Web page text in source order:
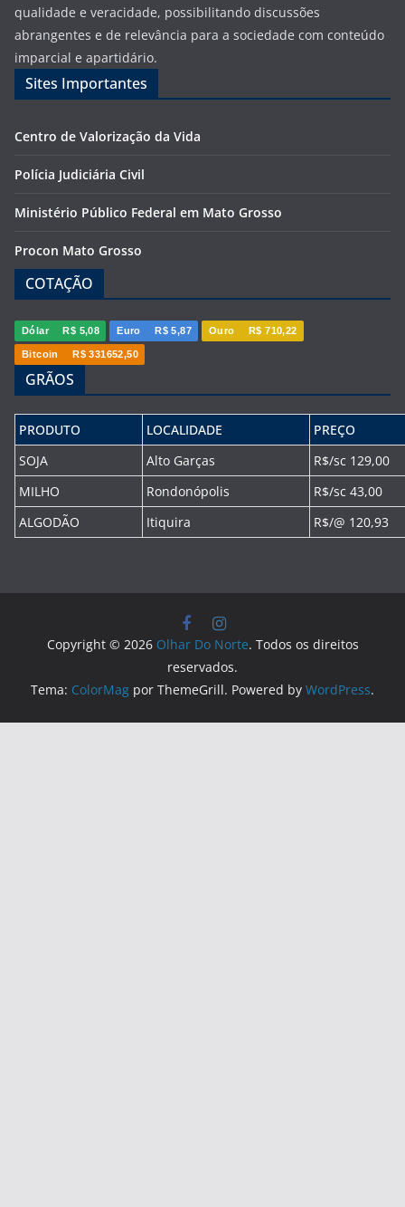
qualidade e veracidade, possibilitando discussões
abrangentes e de relevância para a sociedade com conteúdo
imparcial e apartidário.
Sites Importantes
Centro de Valorização da Vida
Polícia Judiciária Civil
Ministério Público Federal em Mato Grosso
Procon Mato Grosso
COTAÇÃO
Dólar R$ 5,08 Euro R$ 5,87 Ouro R$ 710,22
Bitcoin R$ 331652,50
GRÃOS
PRODUTO LOCALIDADE
PREÇO
SOJA
Alto Garças
R$/sc 129,00
MILHO
Rondonópolis
R$/sc 43,00
ALGODÃO
Itiquira R$/@ 120,93
Copyright © 2026 Olhar Do Norte. Todos os direitos
reservados.
Tema: ColorMag por ThemeGrill. Powered by WordPress.